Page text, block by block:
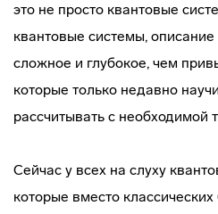
это не просто квантовые
квантовые системы,
сложное и глубокое, чем
которые только недавно
рассчитывать с необходимой
Сейчас у всех на слуху
которые вместо